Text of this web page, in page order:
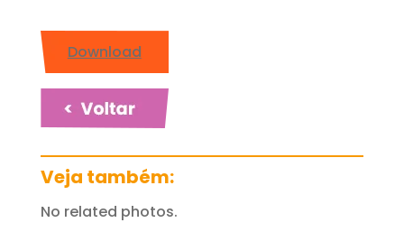
Download
Veja também:
No related photos.